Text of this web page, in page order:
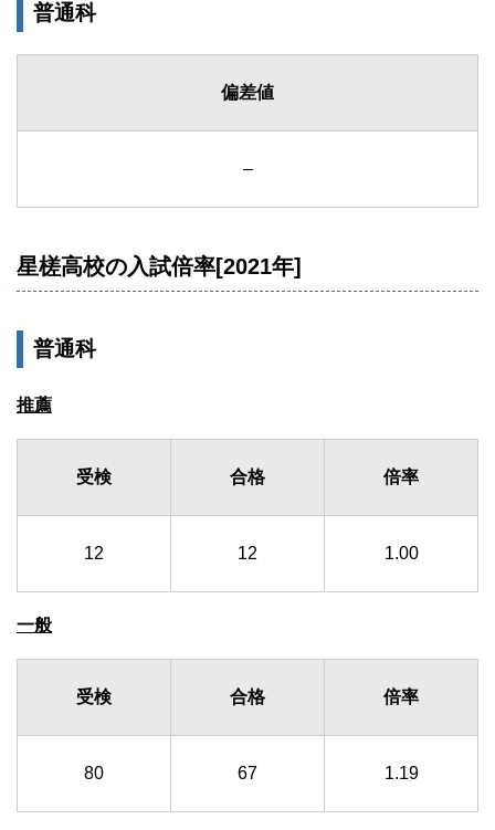
普通科
偏差値
–
星槎高校の入試倍率[2021年]
普通科
推薦
受検 合格 倍率
12 12 1.00
一般
受検 合格 倍率
80 67 1.19